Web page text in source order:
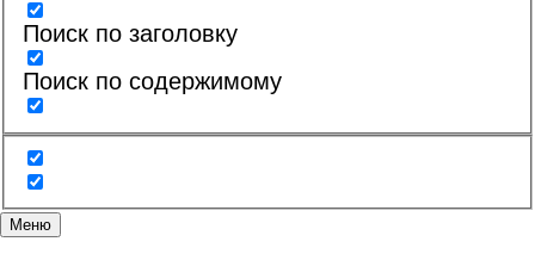
Поиск по заголовку
Поиск по содержимому
Меню